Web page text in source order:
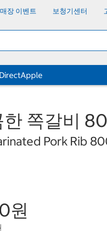
매장 이벤트 보청기센터
Apple
한 쪽갈비
Pork Rib
원